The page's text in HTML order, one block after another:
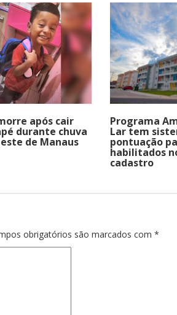
após cair
durante chuva
de Manaus
Programa
Lar tem
pontuação
habilitados
cadastro
obrigatórios são marcados com *